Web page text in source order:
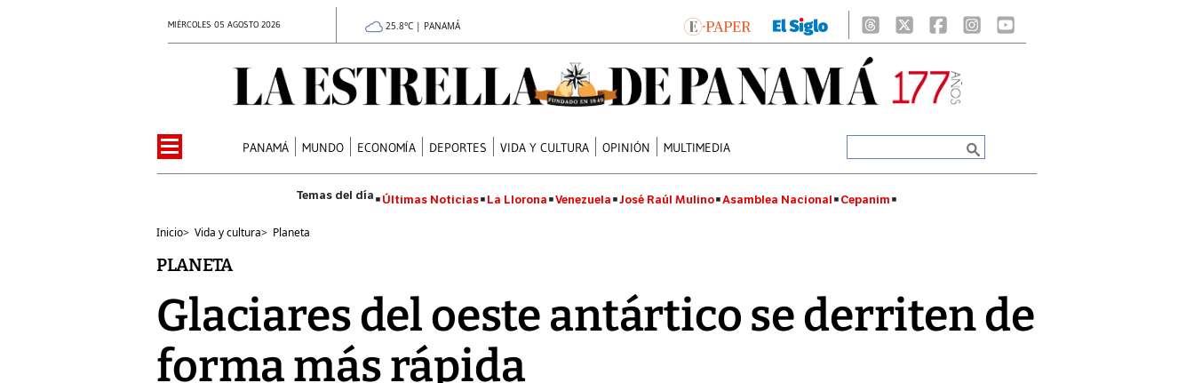
MIÉRCOLES 05 AGOSTO 2026 25.8°C | PANAMÁ
PANAMÁ MUNDO ECONOMÍA DEPORTES VIDA Y CULTURA OPINIÓN MULTIMEDIA
Últimas Noticias La Llorona Venezuela José Raúl Mulino Asamblea Nacional Cepanim
Inicio> Vida y cultura> Planeta
PLANETA
Glaciares del oeste antártico se derriten de
forma más rápida